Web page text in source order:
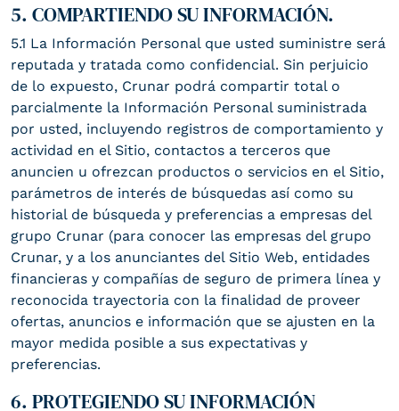
5. COMPARTIENDO SU INFORMACIÓN.
5.1 La Información Personal que usted suministre será
reputada y tratada como confidencial. Sin perjuicio
de lo expuesto, Crunar podrá compartir total o
parcialmente la Información Personal suministrada
por usted, incluyendo registros de comportamiento y
actividad en el Sitio, contactos a terceros que
anuncien u ofrezcan productos o servicios en el Sitio,
parámetros de interés de búsquedas así como su
historial de búsqueda y preferencias a empresas del
grupo Crunar (para conocer las empresas del grupo
Crunar, y a los anunciantes del Sitio Web, entidades
financieras y compañías de seguro de primera línea y
reconocida trayectoria con la finalidad de proveer
ofertas, anuncios e información que se ajusten en la
mayor medida posible a sus expectativas y
preferencias.
6. PROTEGIENDO SU INFORMACIÓN